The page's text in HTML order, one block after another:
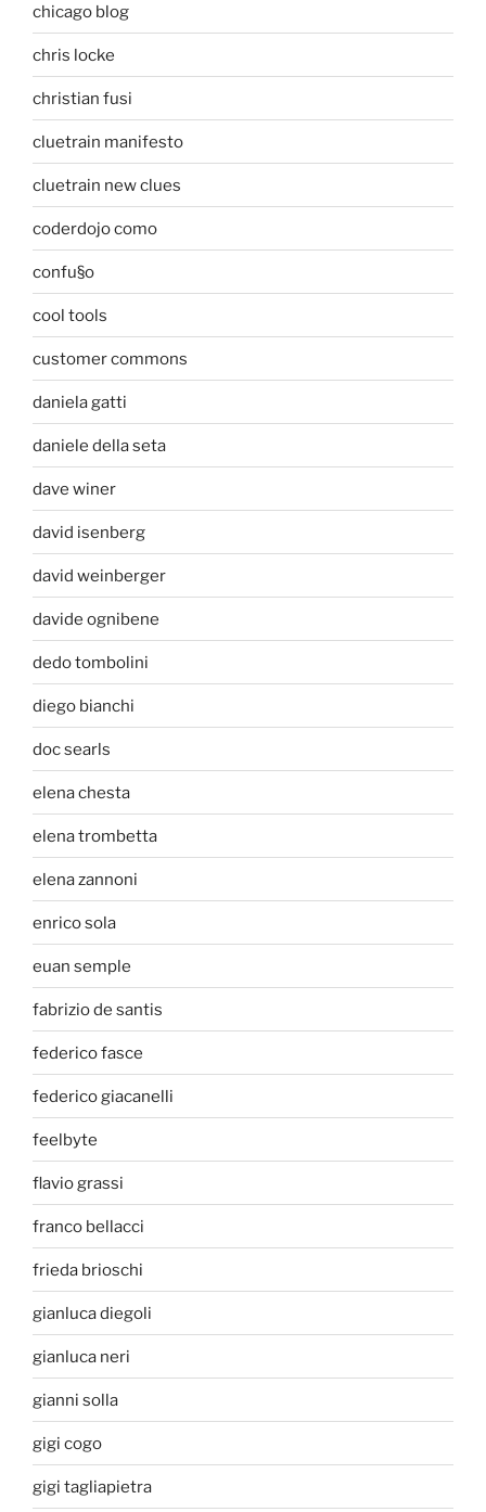
chicago blog
chris locke
christian fusi
cluetrain manifesto
cluetrain new clues
coderdojo como
confu§o
cool tools
customer commons
daniela gatti
daniele della seta
dave winer
david isenberg
david weinberger
davide ognibene
dedo tombolini
diego bianchi
doc searls
elena chesta
elena trombetta
elena zannoni
enrico sola
euan semple
fabrizio de santis
federico fasce
federico giacanelli
feelbyte
flavio grassi
franco bellacci
frieda brioschi
gianluca diegoli
gianluca neri
gianni solla
gigi cogo
gigi tagliapietra